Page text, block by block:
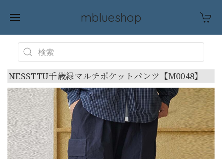
mblueshop
NESSTTU千歳緑マルチポケットパンツ【M0048】